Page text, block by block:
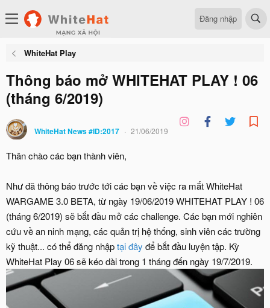
Đăng nhập
WhiteHat Play
Thông báo mở WHITEHAT PLAY ! 06
(tháng 6/2019)
WhiteHat News #ID:2017 21/06/2019
Thân chào các bạn thành viên,
Như đã thông báo trước tới các bạn về việc ra mắt WhiteHat
WARGAME 3.0 BETA, từ ngày 19/06/2019 WHITEHAT PLAY ! 06
(tháng 6/2019) sẽ bắt đầu mở các challenge. Các bạn mới nghiên
cứu về an ninh mạng, các quản trị hệ thống, sinh viên các trường
kỹ thuật... có thể đăng nhậptại đây để bắt đầu luyện tập. Kỳ
WhiteHat Play 06 sẽ kéo dài trong 1 tháng đến ngày 19/7/2019.